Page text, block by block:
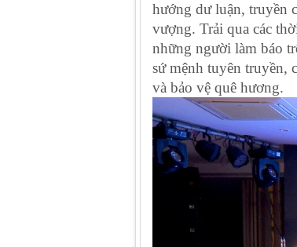
hướng dư luận, truyền
vượng. Trải qua các
những người làm báo
sứ mệnh tuyên truyền,
và bảo vệ quê hương.